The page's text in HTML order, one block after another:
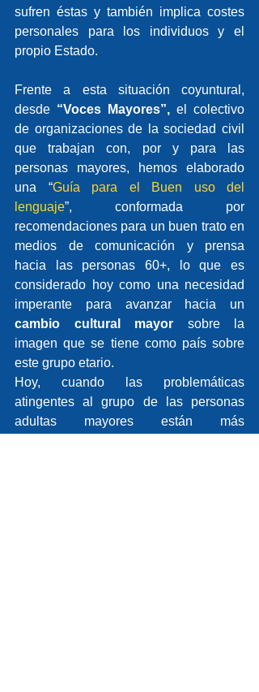
sufren éstas y también implica costes
personales para los individuos y el
propio Estado.
Frente a esta situación coyuntural,
desde “Voces Mayores”, el colectivo
de organizaciones de la sociedad civil
que trabajan con, por y para las
personas mayores, hemos elaborado
una “Guía para el Buen uso del
lenguaje”, conformada por
recomendaciones para un buen trato en
medios de comunicación y prensa
hacia las personas 60+, lo que es
considerado hoy como una necesidad
cambio cultural mayor sobre la
imagen que se tiene como país sobre
este grupo etario.
Hoy, cuando las problemáticas
atingentes al grupo de las personas
adultas mayores están más